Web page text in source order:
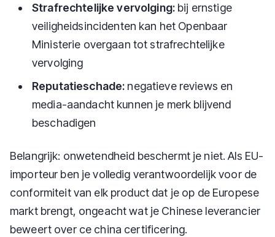
Strafrechtelijke vervolging: bij ernstige
veiligheidsincidenten kan het Openbaar
Ministerie overgaan tot strafrechtelijke
vervolging
Reputatieschade: negatieve reviews en
media-aandacht kunnen je merk blijvend
beschadigen
Belangrijk: onwetendheid beschermt je niet. Als EU-
importeur ben je volledig verantwoordelijk voor de
conformiteit van elk product dat je op de Europese
markt brengt, ongeacht wat je Chinese leverancier
beweert over ce china certificering.